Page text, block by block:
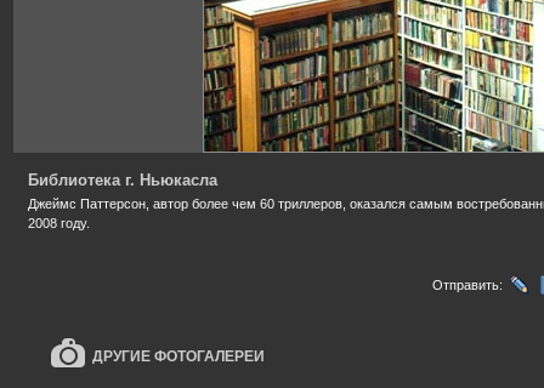
Библиотека г. Ньюкасла
Джеймс Паттерсон, автор более чем 60 триллеров, оказался самым
2008 году.
Отправить:
ДРУГИЕ ФОТОГАЛЕРЕИ